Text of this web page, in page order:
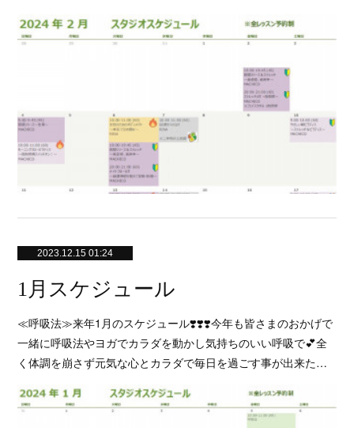
2023.12.15 01:24
1月スケジュール
≪呼吸法≫来年1月のスケジュール❣️❣️❣️今年も皆さまのおかげで
一緒に呼吸法やヨガでカラダを動かし気持ちのいい呼吸で💕全
く体調を崩さず元気な心とカラダで毎日を過ごす事が出来た…